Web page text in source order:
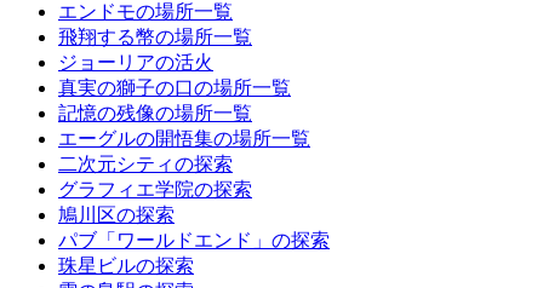
エンドモの場所一覧
飛翔する幣の場所一覧
ジョーリアの活火
真実の獅子の口の場所一覧
記憶の残像の場所一覧
エーグルの開悟集の場所一覧
二次元シティの探索
グラフィエ学院の探索
鳩川区の探索
パブ「ワールドエンド」の探索
珠星ビルの探索